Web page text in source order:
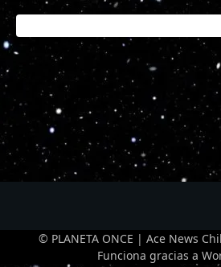
© PLANETA ONCE | Ace News
Funciona gracias a